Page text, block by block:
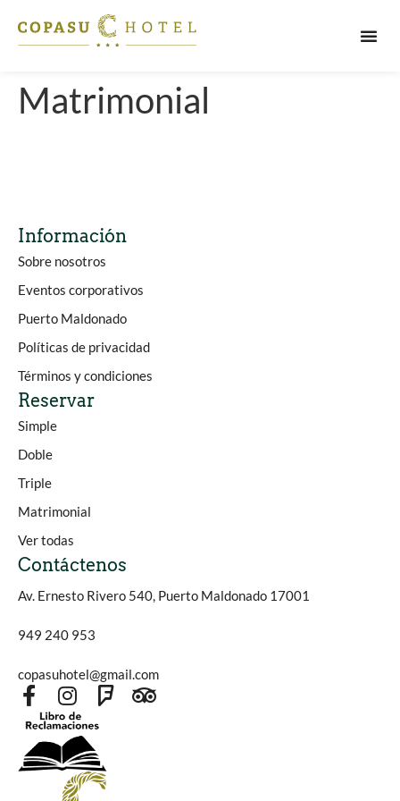
Matrimonial
Información
Sobre nosotros
Eventos corporativos
Puerto Maldonado
Políticas de privacidad
Términos y condiciones
Reservar
Simple
Doble
Triple
Matrimonial
Ver todas
Contáctenos
Av. Ernesto Rivero 540, Puerto Maldonado 17001
949 240 953
copasuhotel@gmail.com